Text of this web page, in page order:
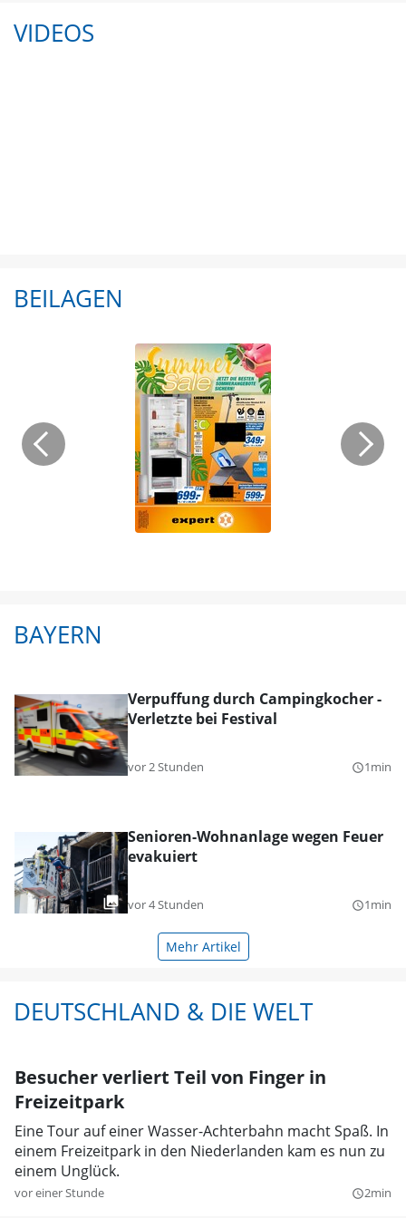
VIDEOS
BEILAGEN
BAYERN
Verpuffung durch Campingkocher -
Verletzte bei Festival
vor 2 Stunden query_builder1min
Senioren-Wohnanlage wegen Feuer
evakuiert
vor 4 Stunden query_builder1min
Mehr Artikel
DEUTSCHLAND & DIE WELT
Besucher verliert Teil von Finger in
Freizeitpark
Eine Tour auf einer Wasser-Achterbahn macht Spaß. In
einem Freizeitpark in den Niederlanden kam es nun zu
einem Unglück.
vor einer Stunde query_builder2min